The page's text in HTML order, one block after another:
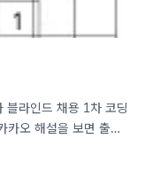
라인드 채용 1차 코딩
카오 해설을 보면 출제
문제 링크 이 문제는